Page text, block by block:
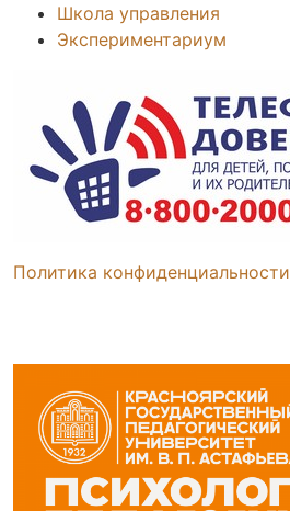
Школа управления
Экспериментариум
Политика конфиденциальности